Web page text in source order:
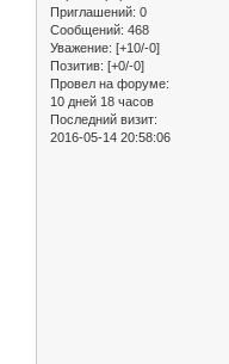
Приглашений: 0
Сообщений: 468
Уважение: [+10/-0]
Позитив: [+0/-0]
Провел на форуме:
10 дней 18 часов
Последний визит:
2016-05-14 20:58:06